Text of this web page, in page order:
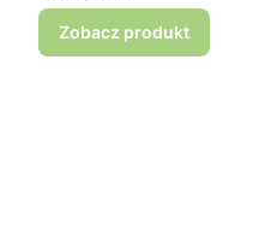
Zobacz produkt